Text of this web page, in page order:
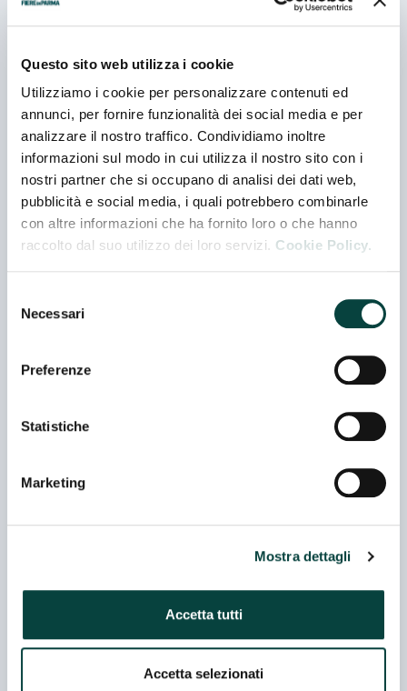
Questo sito web utilizza i cookie
Utilizziamo i cookie per personalizzare contenuti ed
annunci, per fornire funzionalità dei social media e per
analizzare il nostro traffico. Condividiamo inoltre
informazioni sul modo in cui utilizza il nostro sito con i
nostri partner che si occupano di analisi dei dati web,
pubblicità e social media, i quali potrebbero combinarle
con altre informazioni che ha fornito loro o che hanno
raccolto dal suo utilizzo dei loro servizi. Cookie Policy.
delNecessari
Preferenze
Statistiche
Marketing
Mostra dettagli
Accetta tutti
Accetta selezionati
FAMOR ITALIA SRL
FONTANA ERMES SPA
IL BUON GUSTO ITALIANO